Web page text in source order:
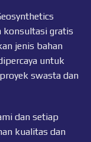
konsultasi gratis
jenis bahan
untuk
swasta dan
dan setiap
kualitas dan